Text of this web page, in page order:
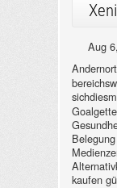
Aug
kaufen